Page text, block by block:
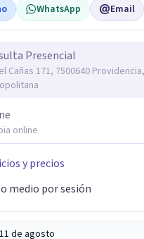
WhatsApp Email
Presencial
Cañas 171, 7500640
online
y precios
medio por sesión
de agosto